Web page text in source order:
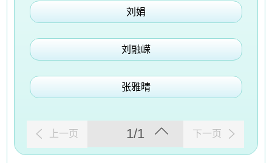
刘娟
刘融嵘
张雅晴
上一页 1/1 下一页